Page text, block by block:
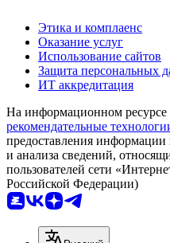
Этика и комплаенс
Оказание услуг
Использование сайтов
Защита персональных
ИТ аккредитация
На информационном ресурсе
рекомендательные
предоставления информации
и анализа сведений,
пользователей сети
Российской Федерации)